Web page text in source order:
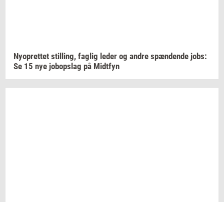
Ny­op­ret­tet stil­ling, fag­lig leder og andre spæn­den­de jobs:
Se 15 nye jo­bop­slag på Midt­fyn